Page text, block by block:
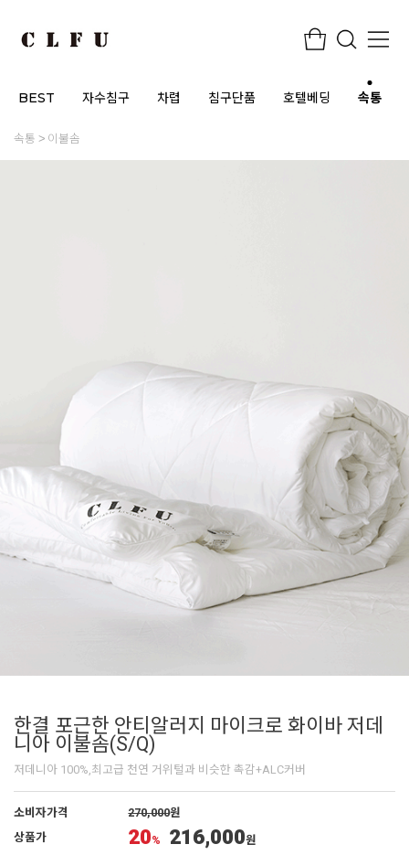
BEST 자수침구 차렵 침구단품 호텔베딩 속통
속통 이불솜
한결 포근한 안티알러지 마이크로 화이바 저데
니아 이불솜(S/Q)
저데니아 100%,최고급 천연 거위털과 비슷한 촉감+ALC커버
소비자가격 270,000원
상품가
20% 216,000원